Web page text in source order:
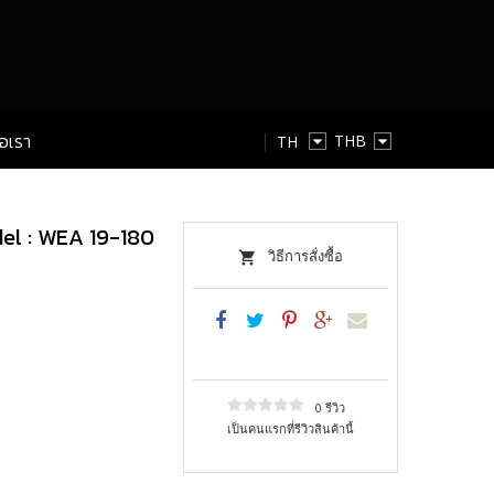
รา
TH
TH
: WEA 19-180
วิธีการสั่งซื้อ
0 รีวิว
เป็นคนแรกที่รีวิวสินค้านี้